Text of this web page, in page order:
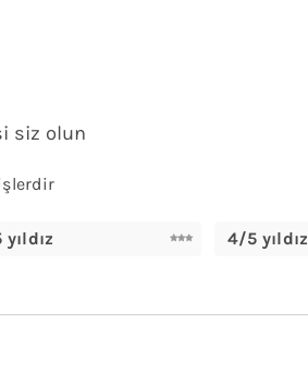
siz olun
4/5 yıldız